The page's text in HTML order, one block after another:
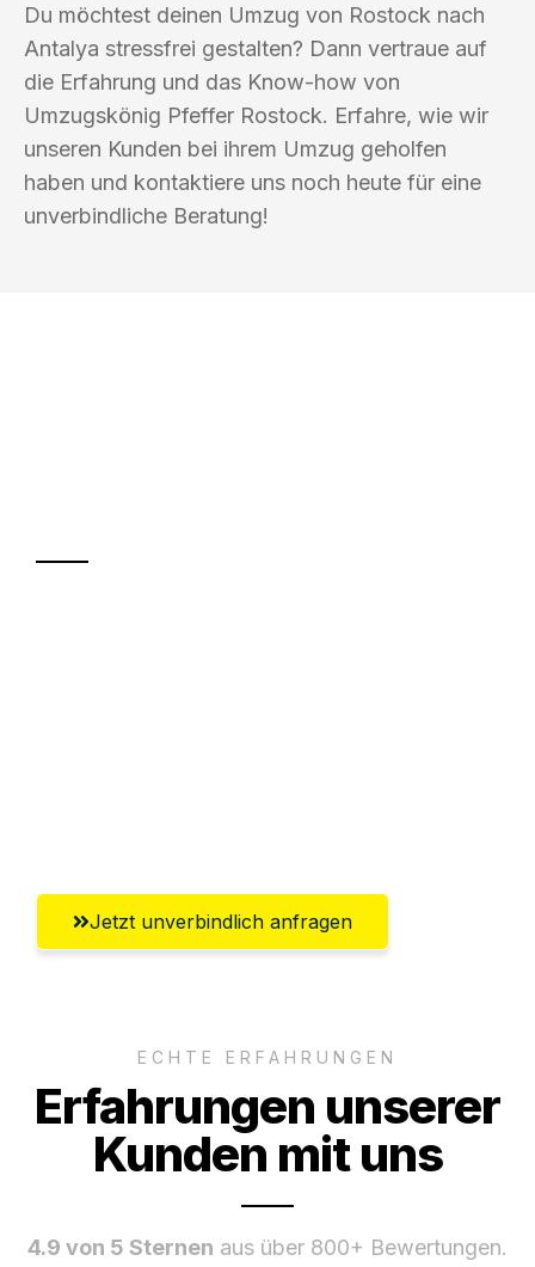
Du möchtest deinen Umzug von Rostock nach
Antalya stressfrei gestalten? Dann vertraue auf
die Erfahrung und das Know-how von
Umzugskönig Pfeffer Rostock. Erfahre, wie wir
unseren Kunden bei ihrem Umzug geholfen
haben und kontaktiere uns noch heute für eine
unverbindliche Beratung!
Jetzt unverbindlich anfragen
ECHTE ERFAHRUNGEN
Erfahrungen unserer
Kunden mit uns
4.9 von 5 Sternen aus über 800+ Bewertungen.